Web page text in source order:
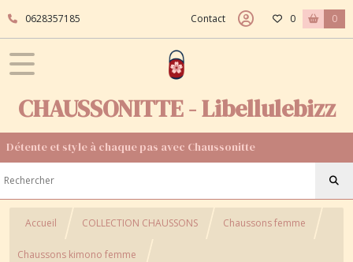
0628357185 Contact 0 0
CHAUSSONITTE - Libellulebizz
Détente et style à chaque pas avec Chaussonitte
Accueil COLLECTION CHAUSSONS Chaussons femme
Chaussons kimono femme